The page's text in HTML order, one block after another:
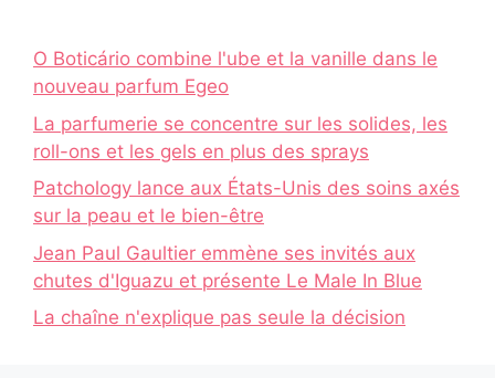
O Boticário combine l'ube et la vanille dans le
nouveau parfum Egeo
La parfumerie se concentre sur les solides, les
roll-ons et les gels en plus des sprays
Patchology lance aux États-Unis des soins axés
sur la peau et le bien-être
Jean Paul Gaultier emmène ses invités aux
chutes d'Iguazu et présente Le Male In Blue
La chaîne n'explique pas seule la décision